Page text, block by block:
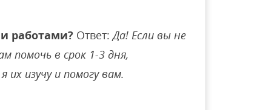
работами? Ответ:Да! Если вы не
помочь в срок 1-3 дня,
изучу и помогу вам.